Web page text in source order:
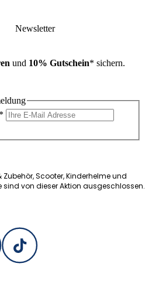
Newsletter
und 10% Gutschein* sichern.
*
Scooter, Kinderhelme und
von dieser Aktion ausgeschlossen.